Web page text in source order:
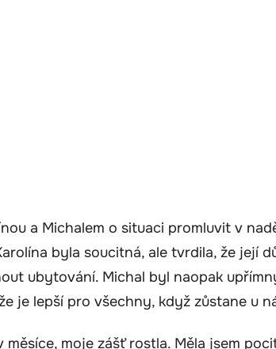
a Michalem o situaci promluvit v
byla soucitná, ale tvrdila, že její
ubytování. Michal byl naopak
je lepší pro všechny, když zůstane u
moje zášť rostla. Měla jsem